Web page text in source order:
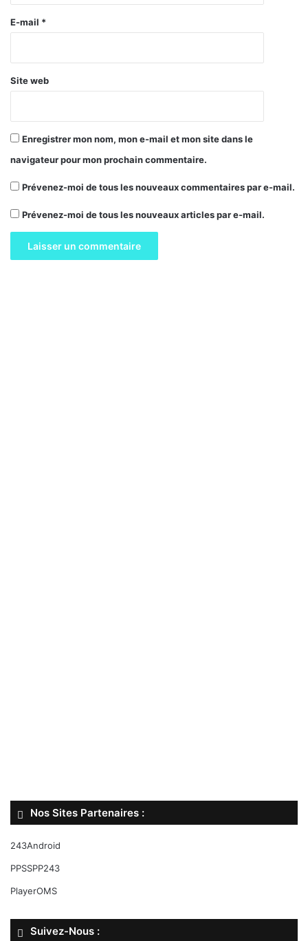
e
E-mail *
Site web
Enregistrer mon nom, mon e-mail et mon site dans le
navigateur pour mon prochain commentaire.
Prévenez-moi de tous les nouveaux commentaires par e-mail.
Prévenez-moi de tous les nouveaux articles par e-mail.
Nos Sites Partenaires :
243Android
PPSSPP243
PlayerOMS
Suivez-Nous :